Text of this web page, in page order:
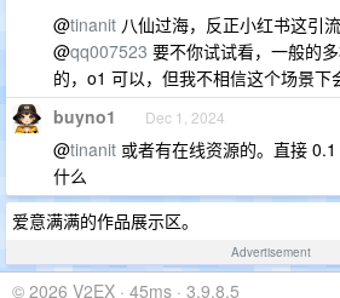
@tinanit 八仙过海，反正小红书这引
@qq007523 要不你试试看，一般的
的，o1 可以，但我不相信这个场景下
buyno1 Dec 1, 2024
@tinanit 或者有在线资源的。直接
什么
爱意满满的作品展示区。
Advertisement
© 2026 V2EX · 45ms · 3.9.8.5